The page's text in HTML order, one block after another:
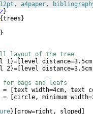
12pt, a4paper,
}
{trees }
}
layout of the tree
1}=
level
2}=
level
for bags and leafs
=
text width=4cm, text
=
circle, minimum
} grow=right, sloped